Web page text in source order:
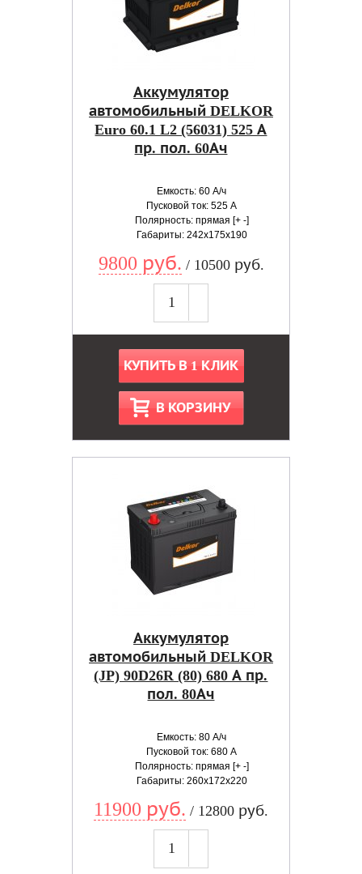
Аккумулятор
автомобильный DELKOR
Euro 60.1 L2 (56031) 525 А
пр. пол. 60Ач
Емкость: 60 А/ч
Пусковой ток: 525 А
Полярность: прямая [+ -]
Габариты: 242x175x190
9800 руб. / 10500 руб.
КУПИТЬ В 1 КЛИК
В КОРЗИНУ
Аккумулятор
автомобильный DELKOR
(JP) 90D26R (80) 680 А пр.
пол. 80Ач
Емкость: 80 А/ч
Пусковой ток: 680 А
Полярность: прямая [+ -]
Габариты: 260x172x220
11900 руб. / 12800 руб.